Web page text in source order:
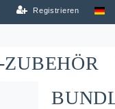
Registrieren